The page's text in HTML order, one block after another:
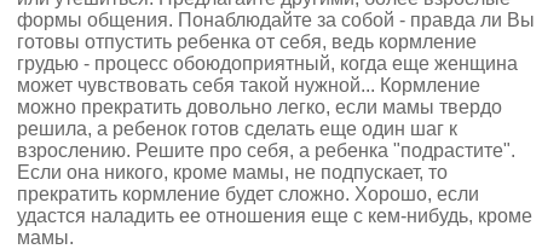
формы общения. Понаблюдайте за собой - правда ли Вы
готовы отпустить ребенка от себя, ведь кормление
грудью - процесс обоюдоприятный, когда еще женщина
может чувствовать себя такой нужной... Кормление
можно прекратить довольно легко, если мамы твердо
решила, а ребенок готов сделать еще один шаг к
взрослению. Решите про себя, а ребенка "подрастите".
Если она никого, кроме мамы, не подпускает, то
прекратить кормление будет сложно. Хорошо, если
удастся наладить ее отношения еще с кем-нибудь, кроме
мамы.